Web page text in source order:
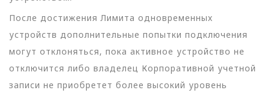
После достижения Лимита одновременных
устройств дополнительные попытки подключения
могут отклоняться, пока активное устройство не
отключится либо владелец Корпоративной учетной
записи не приобретет более высокий уровень